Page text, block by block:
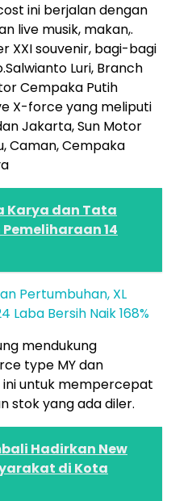
ini berjalan dengan
live musik, makan,.
XXI souvenir, bagi-bagi
Luri, Branch
Cempaka Putih
X-force yang meliputi
Jakarta, Sun Motor
Caman, Cempaka
Karya dan Tata
14
Pertumbuhan, XL
Laba Bersih Naik 168%
mendukung
type MY dan
ini untuk mempercepat
stok yang ada diler.
Hadirkan New
di Kota